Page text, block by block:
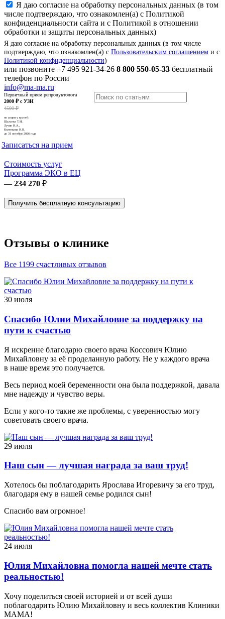
Я даю согласие на обработку персональных данных (в том
числе подтверждаю, что ознакомлен(а) с Политикой
конфиденциальности сайта и с Политикой в отношении
обработки и защиты персональных данных)
Я даю согласие на обработку персональных данных (в том числе
подтверждаю, что ознакомлен(а) с Пользовательским соглашением и с
Политикой конфиденциальности)
или позвоните +7 495 921-34-26 8 800 550-05-33 бесплатный
телефон по России
info@ma-ma.ru
Первичный прием репродуктолога
2000 ₽ с УЗИ
4500 ₽
по акции у врачей:
Шалаева Т.И.,
Лучин И.А.,
Коленкина И.В.
до 31 октября 2026 года
Записаться на прием
Стоимость услуг
Программа ЭКО в ЕЦ
— 234 270 ₽
Получить бесплатную консультацию
Отзывы о клинике
Все 1199 счастливых отзывов
30 июля
Спасибо Юлии Михайловне за поддержку на
пути к счастью
Я искренне благодарю своего врача Коссович Юлию
Михайловну за её проделанную работу. Не у каждого врача
в наше время это получается.
Весь период моей беременности она была поддержкой, давала
мне надежду и чувство веры.
Если у кого-то такие же проблемы, с уверенностью могу
советовать своего врача.
29 июля
Наш сын — лучшая награда за ваш труд!
Хотелось бы поблагодарить Ярослава Игоревичу за его труд,
благодаря ему в нашей семье родился сын!
Спасибо вам огромное!
24 июля
Юлия Михайловна помогла нашей мечте стать
реальностью!
Хочу поделиться своей историей и от всей души
поблагодарить Юлию Михайловну и весь коллектив Клиники
МАМА!